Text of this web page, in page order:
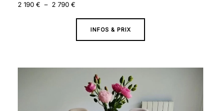
2 190 € – 2 790 €
INFOS & PRIX
prix :